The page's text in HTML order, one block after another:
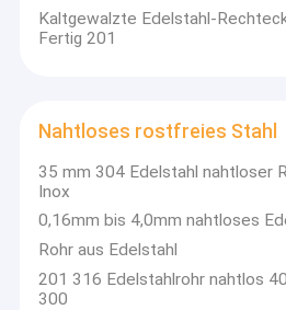
Kaltgewalzte Edelstahl-
Fertig 201
Nahtloses rostfreies Stahl
35 mm 304 Edelstahl nahtloser
Inox
0,16mm bis 4,0mm nahtloses
Rohr aus Edelstahl
201 316 Edelstahlrohr nahtlos
300